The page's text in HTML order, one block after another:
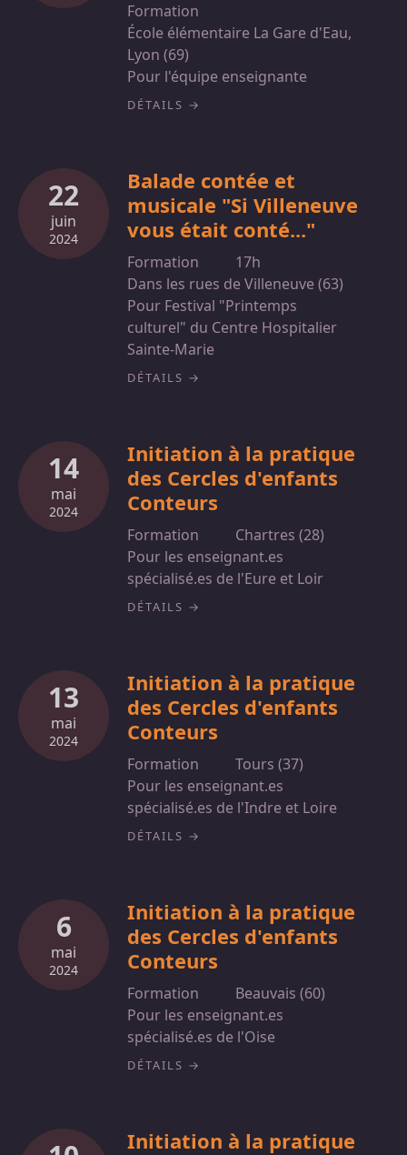
Formation
École élémentaire La Gare d'Eau,
Lyon (69)
Pour l'équipe enseignante
DÉTAILS
22
juin
2024
Balade contée et
musicale "Si Villeneuve
vous était conté..."
Formation
17h
Dans les rues de Villeneuve (63)
Pour Festival "Printemps
culturel" du Centre Hospitalier
Sainte-Marie
DÉTAILS
14
mai
2024
Initiation à la pratique
des Cercles d'enfants
Conteurs
Formation
Chartres (28)
Pour les enseignant.es
spécialisé.es de l'Eure et Loir
DÉTAILS
13
mai
2024
Initiation à la pratique
des Cercles d'enfants
Conteurs
Formation
Tours (37)
Pour les enseignant.es
spécialisé.es de l'Indre et Loire
DÉTAILS
6
mai
2024
Initiation à la pratique
des Cercles d'enfants
Conteurs
Formation
Beauvais (60)
Pour les enseignant.es
spécialisé.es de l'Oise
DÉTAILS
Initiation à la pratique